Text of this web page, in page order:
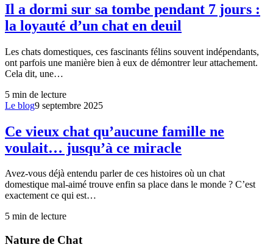
Il a dormi sur sa tombe pendant 7 jours :
la loyauté d’un chat en deuil
Les chats domestiques, ces fascinants félins souvent indépendants,
ont parfois une manière bien à eux de démontrer leur attachement.
Cela dit, une…
5 min de lecture
Le blog9 septembre 2025
Ce vieux chat qu’aucune famille ne
voulait… jusqu’à ce miracle
Avez-vous déjà entendu parler de ces histoires où un chat
domestique mal-aimé trouve enfin sa place dans le monde ? C’est
exactement ce qui est…
5 min de lecture
Nature de Chat